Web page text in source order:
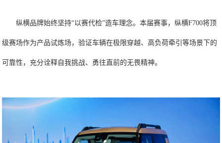
纵横品牌始终坚持“以赛代检”造车理念。本届赛事，纵横F700将顶
级赛场作为产品试炼场，验证车辆在极限穿越、高负荷牵引等场景下的
可靠性，充分诠释自我挑战、勇往直前的无畏精神。